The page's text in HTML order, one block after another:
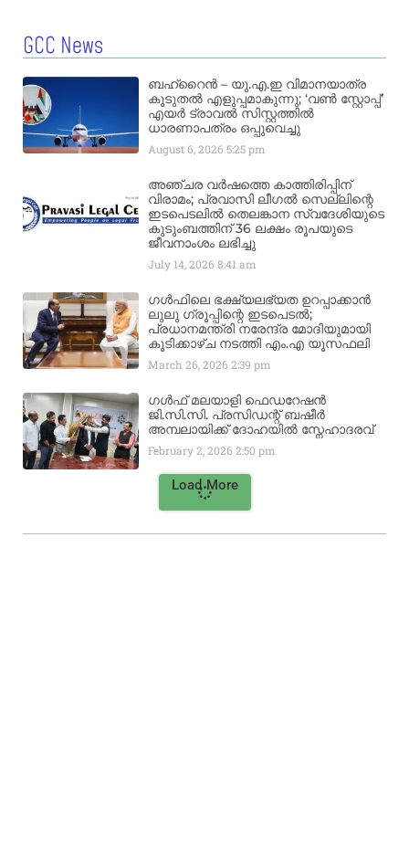
GCC News
ബഹ്‌റൈൻ – യു.എ.ഇ വിമാനയാത്ര
കൂടുതൽ എളുപ്പമാകുന്നു; ‘വൺ സ്റ്റോപ്പ്’
എയർ ട്രാവൽ സിസ്റ്റത്തിൽ
ധാരണാപത്രം ഒപ്പുവെച്ചു
August 6, 20265:25 pm
അഞ്ചര വർഷത്തെ കാത്തിരിപ്പിന്
വിരാമം; പ്രവാസി ലീഗൽ സെല്ലിന്റെ
ഇടപെടലിൽ തെലങ്കാന സ്വദേശിയുടെ
കുടുംബത്തിന് 36 ലക്ഷം രൂപയുടെ
ജീവനാംശം ലഭിച്ചു
July 14, 20268:41 am
ഗൾഫിലെ ഭക്ഷ്യലഭ്യത ഉറപ്പാക്കാൻ
ലുലു ഗ്രൂപ്പിന്റെ ഇടപെടൽ;
പ്രധാനമന്ത്രി നരേന്ദ്ര മോദിയുമായി
കൂടിക്കാഴ്ച നടത്തി എം.എ യൂസഫലി
March 26, 20262:39 pm
ഗൾഫ് മലയാളി ഫെഡറേഷൻ
ജി.സി.സി. പ്രസിഡന്റ് ബഷീർ
അമ്പലായിക്ക് ദോഹയിൽ സ്നേഹാദരവ്
February 2, 20262:50 pm
Load More